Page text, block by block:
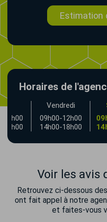
Estimation
Horaires de
12h00
18h00
Vendredi
09h00-12h00
14h00-18h00
Voir les avis
Retrouvez ci-dessous
ont fait appel à notre
et faites-vous